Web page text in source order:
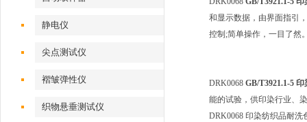
静电仪
尖点测试仪
褶皱弹性仪
织物悬垂测试仪
和显示数据，由界面指引
控制;简单操作，一目了然
DRK0068 GB/T3921.1-5
能的试验，供印染行业、
DRK0068 印染纺织品耐